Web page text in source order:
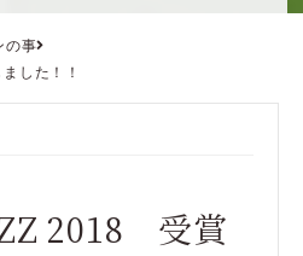
の事
した！！
2018 受賞